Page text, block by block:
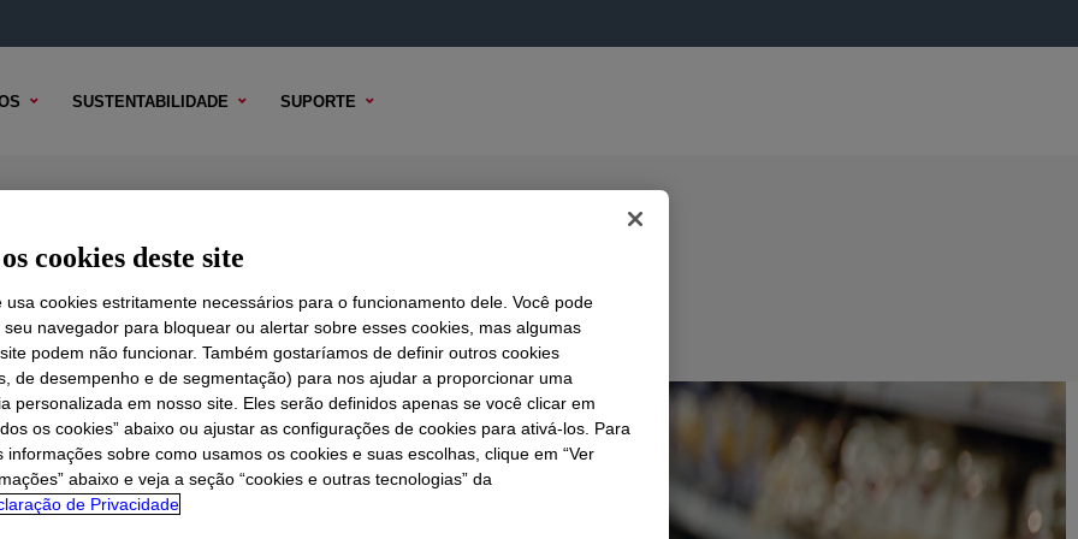
SUSTENTABILIDADE SUPORTE
Resin
TÉCNICO OPÇÕES DE AMOSTRA OPÇÕES DE COMPRA
cookies deste site
usa cookies estritamente necessários para o funcionamento dele. Você pode
navegador para bloquear ou alertar sobre esses cookies, mas algumas
podem não funcionar. Também gostaríamos de definir outros cookies
de desempenho e de segmentação) para nos ajudar a proporcionar uma
personalizada em nosso site. Eles serão definidos apenas se você clicar em
os cookies” abaixo ou ajustar as configurações de cookies para ativá-los. Para
informações sobre como usamos os cookies e suas escolhas, clique em “Ver
abaixo e veja a seção “cookies e outras tecnologias” da
de Privacidade